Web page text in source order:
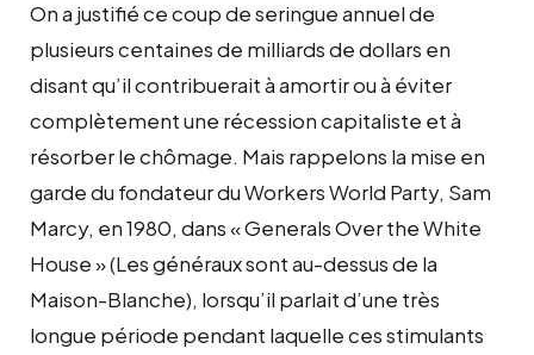
On a justifié ce coup de seringue annuel de
plusieurs centaines de milliards de dollars en
disant qu’il contribuerait à amortir ou à éviter
complètement une récession capitaliste et à
résorber le chômage. Mais rappelons la mise en
garde du fondateur du Workers World Party, Sam
Marcy, en 1980, dans « Generals Over the White
House » (Les généraux sont au-dessus de la
Maison-Blanche), lorsqu’il parlait d’une très
longue période pendant laquelle ces stimulants